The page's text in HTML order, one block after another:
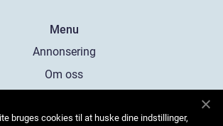
Menu
Annonsering
Om oss
Kontakta oss
bruges cookies til at huske dine indstillinger,